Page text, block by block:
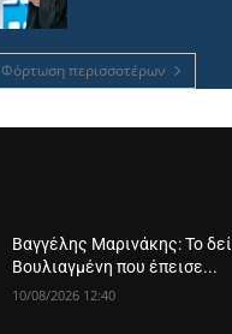
Φόρτωση περισσοτέρων
Βαγγέλης Μαρινάκης: Το
Βουλιαγμένη που έπεισε...
10/08/2026 12:40